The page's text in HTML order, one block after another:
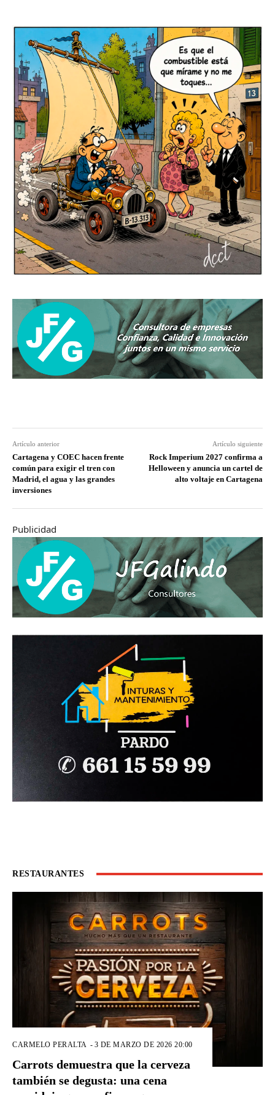
Artículo anterior
Cartagena y COEC hacen frente
común para exigir el tren con
Madrid, el agua y las grandes
inversiones
Artículo siguiente
Rock Imperium 2027 confirma a
Helloween y anuncia un cartel de
alto voltaje en Cartagena
Publicidad
RESTAURANTES
CARMELO PERALTA - 3 DE MARZO DE 2026 20:00
Carrots demuestra que la cerveza
también se degusta: una cena